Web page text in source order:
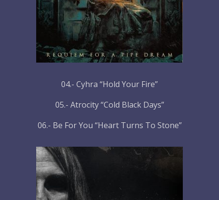
04.- Cyhra “Hold Your Fire”
05.- Atrocity “Cold Black Days”
06.- Be For You “Heart Turns To Stone”